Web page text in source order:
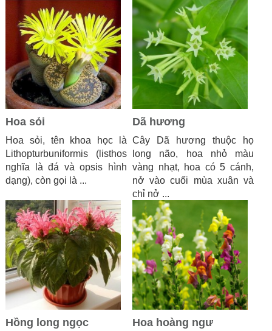
Hoa sỏi
Hoa sỏi, tên khoa học là
Lithopturbuniformis (listhos
nghĩa là đá và opsis hình
dạng), còn gọi là ...
Dã hương
Cây Dã hương thuộc họ
long não, hoa nhỏ màu
vàng nhạt, hoa có 5 cánh,
nở vào cuối mùa xuân và
chỉ nở ...
Hồng long ngọc Hoa hoàng ngư